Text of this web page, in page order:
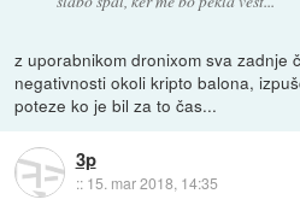
z uporabnikom dronixom sva zadnje
negativnosti okoli kripto balona,
poteze ko je bil za to čas...
3p
:: 15. mar 2018, 14:35